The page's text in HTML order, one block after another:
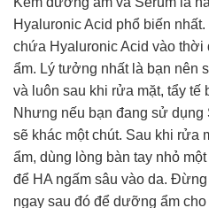
Hyaluronic Acid phổ biến
chứa Hyaluronic Acid vào
ẩm. Lý tưởng nhất là bạn nên
và luôn sau khi rửa mặt, tẩy tế
Nhưng nếu bạn đang sử dụng
sẽ khác một chút. Sau khi rửa
ẩm, dùng lòng bàn tay nhỏ
để HA ngấm sâu vào da.
ngay sau đó để dưỡng ẩm cho